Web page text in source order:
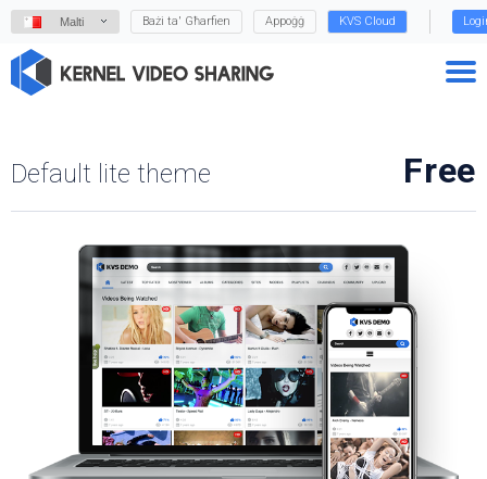
Malti Bażi ta' Għarfien Appoġġ KVS Cloud
Default lite theme Free